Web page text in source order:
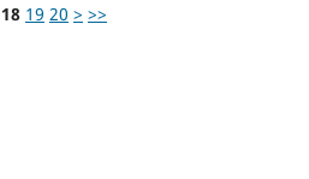
18 19 20 > >>